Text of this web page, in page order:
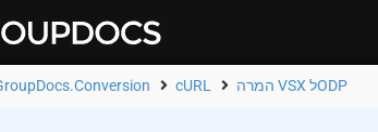
cURL המרה VSX לODP